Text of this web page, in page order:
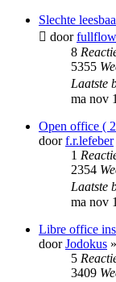
Slechte
doorfullflow
8
5355
Laatste
ma nov
Open office (
doorf.r.lefeber
1
2354
Laatste
ma nov
Libre office
doorJodokus »
5
3409